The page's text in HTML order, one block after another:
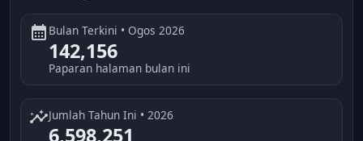
calendar_month Bulan Terkini • Ogos 2026
142,156
Paparan halaman bulan ini
insightsJumlah Tahun Ini • 2026
6,598,251